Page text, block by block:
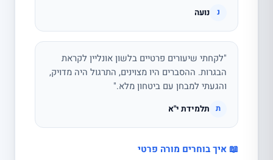
נ נועה
"לקחתי שיעורים פרטיים בלשון אונליין לקראת
הבגרות. ההסברים היו מצוינים, התרגול היה מדויק,
והגעתי למבחן עם ביטחון מלא."
ת תלמידת י"א
📖 איך בוחרים מורה פרטי